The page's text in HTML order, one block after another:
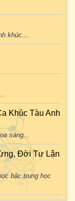
khúc...
Khúc Tàu Anh
sáng...
Đời Tư Lận
bậc trung học